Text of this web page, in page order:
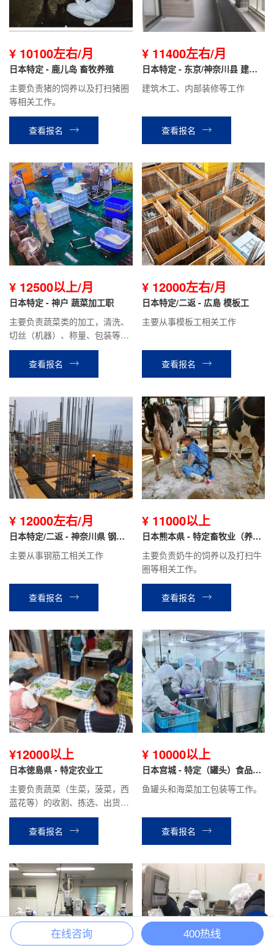
¥ 10100左右/月
日本特定 - 鹿儿岛 畜牧养殖
主要负责猪的饲养以及打扫猪圈
等相关工作。
查看报名
¥ 11400左右/月
日本特定 - 东京/神奈川县 建筑
建筑木工、内部装修等工作
查看报名
¥ 12500以上/月
日本特定 - 神户 蔬菜加工职
主要负责蔬菜类的加工，清洗、
切丝（机器）、称量、包装等工
作。
查看报名
¥ 12000左右/月
日本特定/二返 - 広島 模板工
主要从事模板工相关工作
查看报名
¥ 12000左右/月
日本特定/二返 - 神奈川県 钢筋
主要从事钢筋工相关工作
查看报名
¥ 11000以上
日本熊本県 - 特定畜牧业（养
主要负责奶牛的饲养以及打扫牛
圈等相关工作。
查看报名
¥12000以上
日本徳島県 - 特定农业工
主要负责蔬菜（生菜，菠菜，西
蓝花等）的收割、拣选、出货等
工作
查看报名
¥ 10000以上
日本宫城 - 特定（罐头）食品加
鱼罐头和海菜加工包装等工作。
查看报名
+
在线咨询 400热线